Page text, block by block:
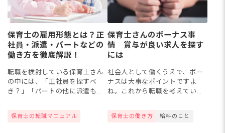
保育士の雇用形態とは？正
社員・派遣・パートなどの
働き方を徹底解説！
転職を検討している保育士さん
の中には、「正社員を探すべ
き？」「パートの他に派遣も考
しれません。その他にも契約社
保育士の転職マニュアル
保育士さんのボーナス事
情 賞与が良い求人を探す
には
社会人として働くうえで、ボー
ナスは大事なポイントですよ
ね。これから転職を考えている
されるとすれば何カ月分なの
保育士の働き方 給料のこと